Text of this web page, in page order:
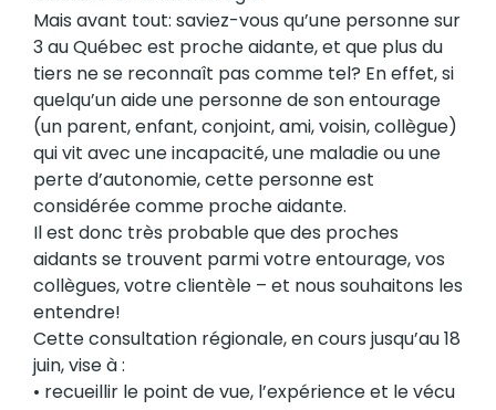
Mais avant tout: saviez-vous qu’une personne sur
3 au Québec est proche aidante, et que plus du
tiers ne se reconnaît pas comme tel? En effet, si
quelqu’un aide une personne de son entourage
(un parent, enfant, conjoint, ami, voisin, collègue)
qui vit avec une incapacité, une maladie ou une
perte d’autonomie, cette personne est
considérée comme proche aidante.
Il est donc très probable que des proches
aidants se trouvent parmi votre entourage, vos
collègues, votre clientèle – et nous souhaitons les
entendre!
Cette consultation régionale, en cours jusqu’au 18
juin, vise à :
• recueillir le point de vue, l’expérience et le vécu